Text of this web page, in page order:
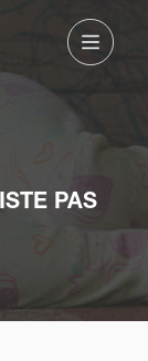
PAS